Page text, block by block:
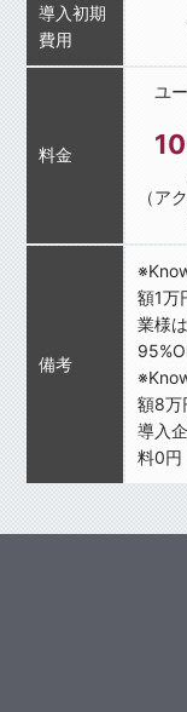
導入初期
費用
料金
ユ
（ア
備考
額1万
業様
額8万
導入
料0円